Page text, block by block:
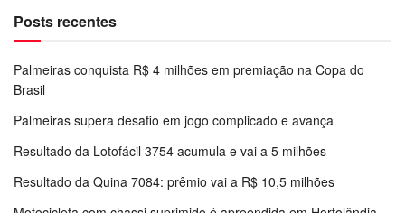
Posts recentes
Palmeiras conquista R$ 4 milhões em premiação na Copa do
Brasil
Palmeiras supera desafio em jogo complicado e avança
Resultado da Lotofácil 3754 acumula e vai a 5 milhões
Resultado da Quina 7084: prêmio vai a R$ 10,5 milhões